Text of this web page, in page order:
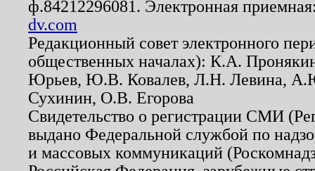
ф.84212296081. Электронная
dv.com
Редакционный совет электронного
общественных началах): К.А.
Юрьев, Ю.В. Ковалев, Л.Н. Левина,
Сухинин, О.В. Егорова
Свидетельство о регистрации СМИ
выдано Федеральной службой по
и массовых коммуникаций